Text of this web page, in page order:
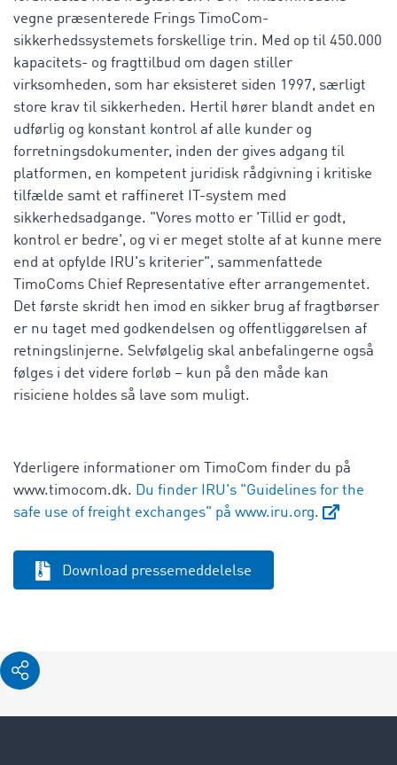
vegne præsenterede Frings TimoCom-
sikkerhedssystemets forskellige trin. Med op til 450.000
kapacitets- og fragttilbud om dagen stiller
virksomheden, som har eksisteret siden 1997, særligt
store krav til sikkerheden. Hertil hører blandt andet en
udførlig og konstant kontrol af alle kunder og
forretningsdokumenter, inden der gives adgang til
platformen, en kompetent juridisk rådgivning i kritiske
tilfælde samt et raffineret IT-system med
sikkerhedsadgange. "Vores motto er 'Tillid er godt,
kontrol er bedre', og vi er meget stolte af at kunne mere
end at opfylde IRU's kriterier", sammenfattede
TimoComs Chief Representative efter arrangementet.
Det første skridt hen imod en sikker brug af fragtbørser
er nu taget med godkendelsen og offentliggørelsen af
retningslinjerne. Selvfølgelig skal anbefalingerne også
følges i det videre forløb – kun på den måde kan
risiciene holdes så lave som muligt.
Yderligere informationer om TimoCom finder du på
www.timocom.dk. Du finder IRU's "Guidelines for the
safe use of freight exchanges" på www.iru.org.
Download pressemeddelelse